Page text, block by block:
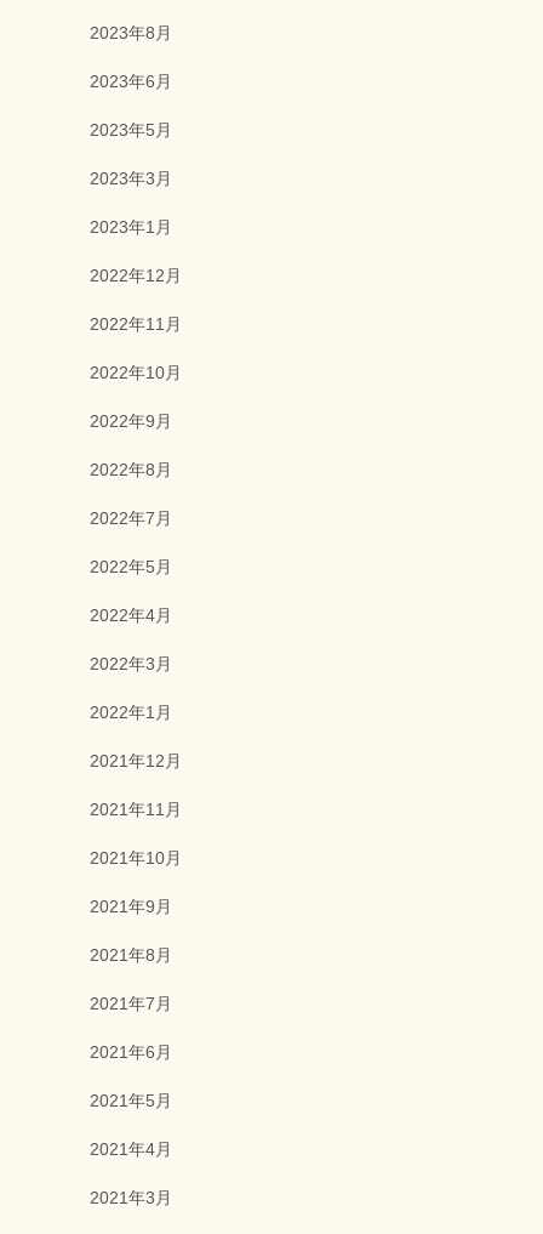
2023年8月
2023年6月
2023年5月
2023年3月
2023年1月
2022年12月
2022年11月
2022年10月
2022年9月
2022年8月
2022年7月
2022年5月
2022年4月
2022年3月
2022年1月
2021年12月
2021年11月
2021年10月
2021年9月
2021年8月
2021年7月
2021年6月
2021年5月
2021年4月
2021年3月